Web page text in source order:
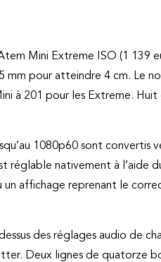
Mini Extreme ISO (1 139
mm pour atteindre 4 cm. Le
à 201 pour les Extreme.
1080p60 sont convertis
réglable nativement à
affichage reprenant le
des réglages audio de
Deux lignes de quatorze